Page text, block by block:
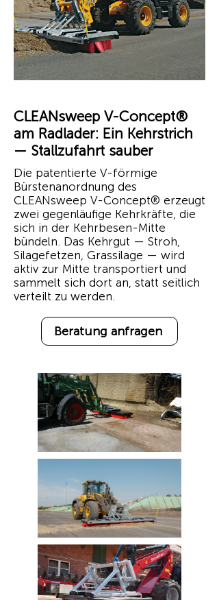
CLEANsweep V-Concept®
am Radlader: Ein Kehrstrich
— Stallzufahrt sauber
Die patentierte V-förmige
Bürstenanordnung des
CLEANsweep V-Concept® erzeugt
zwei gegenläufige Kehrkräfte, die
sich in der Kehrbesen-Mitte
bündeln. Das Kehrgut — Stroh,
Silagefetzen, Grassilage — wird
aktiv zur Mitte transportiert und
sammelt sich dort an, statt seitlich
verteilt zu werden.
Beratung anfragen